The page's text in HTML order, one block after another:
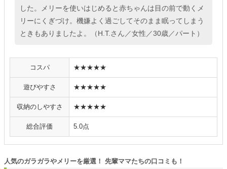
した。メリーを使いはじめると赤ちゃんは目の前で動くメ
リーにくぎづけ。機嫌よく過ごしてそのまま眠ってしまう
ときもありましたよ。（H.T.さん／女性／30歳／パート）
コスパ ★★★★★
遊びやすさ ★★★★★
収納のしやすさ ★★★★★
総合評価 5.0点
人気のガラガラやメリーを厳選！ 先輩ママたちの口コミも！